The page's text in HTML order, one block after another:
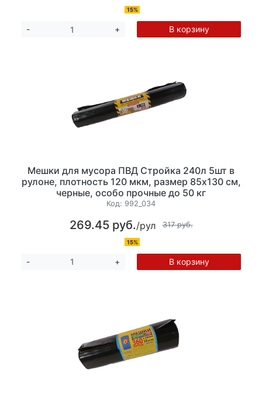
15%
- + В корзину
Мешки для мусора ПВД Стройка 240л 5шт в
рулоне, плотность 120 мкм, размер 85х130 см,
черные, особо прочные до 50 кг
Код: 992_034
269.45 руб./рул 317 руб.
15%
- + В корзину